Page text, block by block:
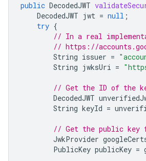
public DecodedJWT
DecodedJWT jwt = null ;
try {
// In a real
// https://
String issuer =
String jwksUri =
// Get the ID of the
DecodedJWT
String keyId =
// Get the public key
JwkProvider
PublicKey publicKey =